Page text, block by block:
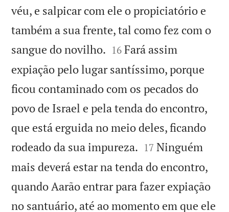
véu, e salpicar com ele o propiciatório e
também a sua frente, tal como fez com o
sangue do novilho. 

16 Fará assim
expiação pelo lugar santíssimo, porque
ficou contaminado com os pecados do
povo de Israel e pela tenda do encontro,
que está erguida no meio deles, ficando
rodeado da sua impureza. 

17 Ninguém
mais deverá estar na tenda do encontro,
quando Aarão entrar para fazer expiação
no santuário, até ao momento em que ele